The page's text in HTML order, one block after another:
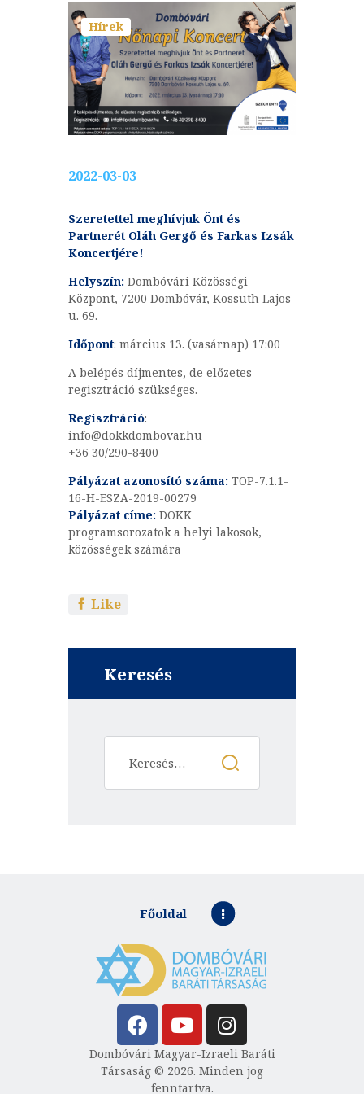
Hírek
2022-03-03
Szeretettel meghívjuk Önt és
Partnerét Oláh Gergő és Farkas Izsák
Koncertjére!
Helyszín: Dombóvári Közösségi
Központ, 7200 Dombóvár, Kossuth Lajos
u. 69.
Időpont: március 13. (vasárnap) 17:00
A belépés díjmentes, de előzetes
regisztráció szükséges.
Regisztráció:
info@dokkdombovar.hu
+36 30/290-8400
Pályázat azonosító száma: TOP-7.1.1-
16-H-ESZA-2019-00279
Pályázat címe: DOKK
programsorozatok a helyi lakosok,
közösségek számára
Like
Keresés
Főoldal
Dombóvári Magyar-Izraeli Baráti
Társaság © 2026. Minden jog
fenntartva.